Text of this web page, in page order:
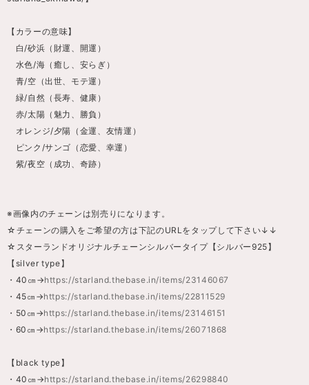
【カラーの意味】
白/砂浜（財運、開運）
水色/海（癒し、安らぎ）
青/空（出世、モテ運）
緑/自然（長寿、健康）
赤/太陽（魅力、勝負）
オレンジ/夕陽（金運、友情運）
ピンク/サンゴ（恋愛、幸運）
紫/夜空（成功、奇跡）
※画像内のチェーンは別売りになります。
☆チェーンの購入をご希望の方は下記のURLをタップして下さい↓↓
☆スターランドオリジナルチェーンシルバータイプ【シルバー925】
【silver type】
・40㎝→https://starland.thebase.in/items/23146067
・45㎝→https://starland.thebase.in/items/22811529
・50㎝→https://starland.thebase.in/items/23146151
・60㎝→https://starland.thebase.in/items/26071868
【black type】
・40㎝→https://starland.thebase.in/items/26298840